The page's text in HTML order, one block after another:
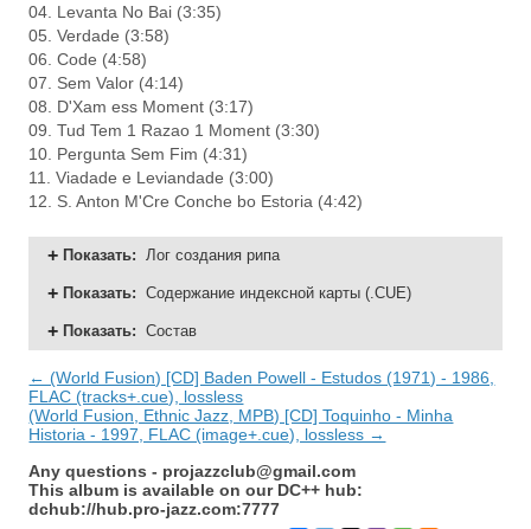
04. Levanta No Bai (3:35)
05. Verdade (3:58)
06. Code (4:58)
07. Sem Valor (4:14)
08. D'Xam ess Moment (3:17)
09. Tud Tem 1 Razao 1 Moment (3:30)
10. Pergunta Sem Fim (4:31)
11. Viadade e Leviandade (3:00)
12. S. Anton M'Cre Conche bo Estoria (4:42)
Показать: Лог создания рипа
Показать: Содержание индексной карты (.CUE)
Показать: Состав
← (World Fusion) [CD] Baden Powell - Estudos (1971) - 1986,
FLAC (tracks+.cue), lossless
(World Fusion, Ethnic Jazz, MPB) [CD] Toquinho - Minha
Historia - 1997, FLAC (image+.cue), lossless →
Any questions - projazzclub@gmail.com
This album is available on our DC++ hub:
dchub://hub.pro-jazz.com:7777